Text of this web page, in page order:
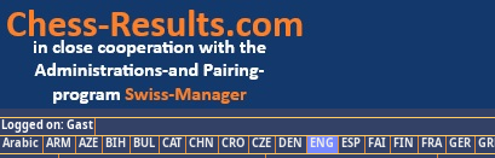
Logged on: Gast
Arabic ARM AZE BIH BUL CAT CHN CRO CZE DEN ENG ESP FAI FIN FRA GER